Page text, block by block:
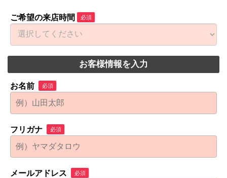
ご希望の来店時間 必須
お客様情報を入力
お名前 必須
フリガナ 必須
メールアドレス 必須